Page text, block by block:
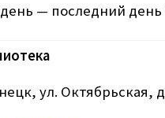
— последний день
ул. Октябрьская,